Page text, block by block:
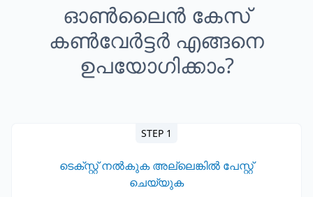
ഓൺലൈൻ കേസ്
കൺവേർട്ടർ എങ്ങനെ
ഉപയോഗിക്കാം?
STEP 1
ടെക്സ്റ്റ് നൽകുക അല്ലെങ്കിൽ പേസ്റ്റ്
ചെയ്യുക